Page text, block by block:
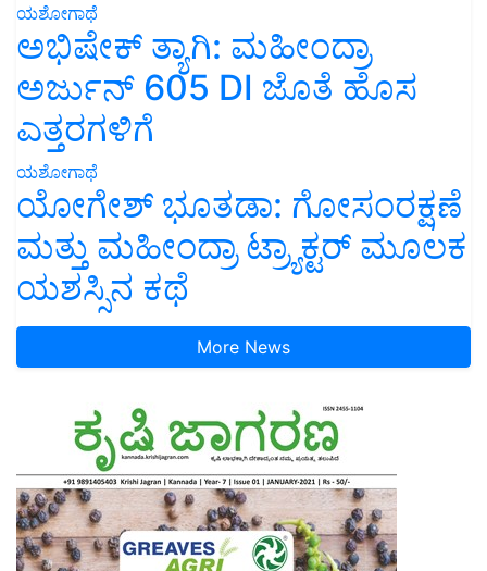
ಯಶೋಗಾಥೆ
ಅಭಿಷೇಕ್ ತ್ಯಾಗಿ: ಮಹೀಂದ್ರಾ
ಅರ್ಜುನ್ 605 DI ಜೊತೆ ಹೊಸ
ಎತ್ತರಗಳಿಗೆ
ಯಶೋಗಾಥೆ
ಯೋಗೇಶ್ ಭೂತಡಾ: ಗೋಸಂರಕ್ಷಣೆ
ಮತ್ತು ಮಹೀಂದ್ರಾ ಟ್ರ್ಯಾಕ್ಟರ್ ಮೂಲಕ
ಯಶಸ್ಸಿನ ಕಥೆ
More News